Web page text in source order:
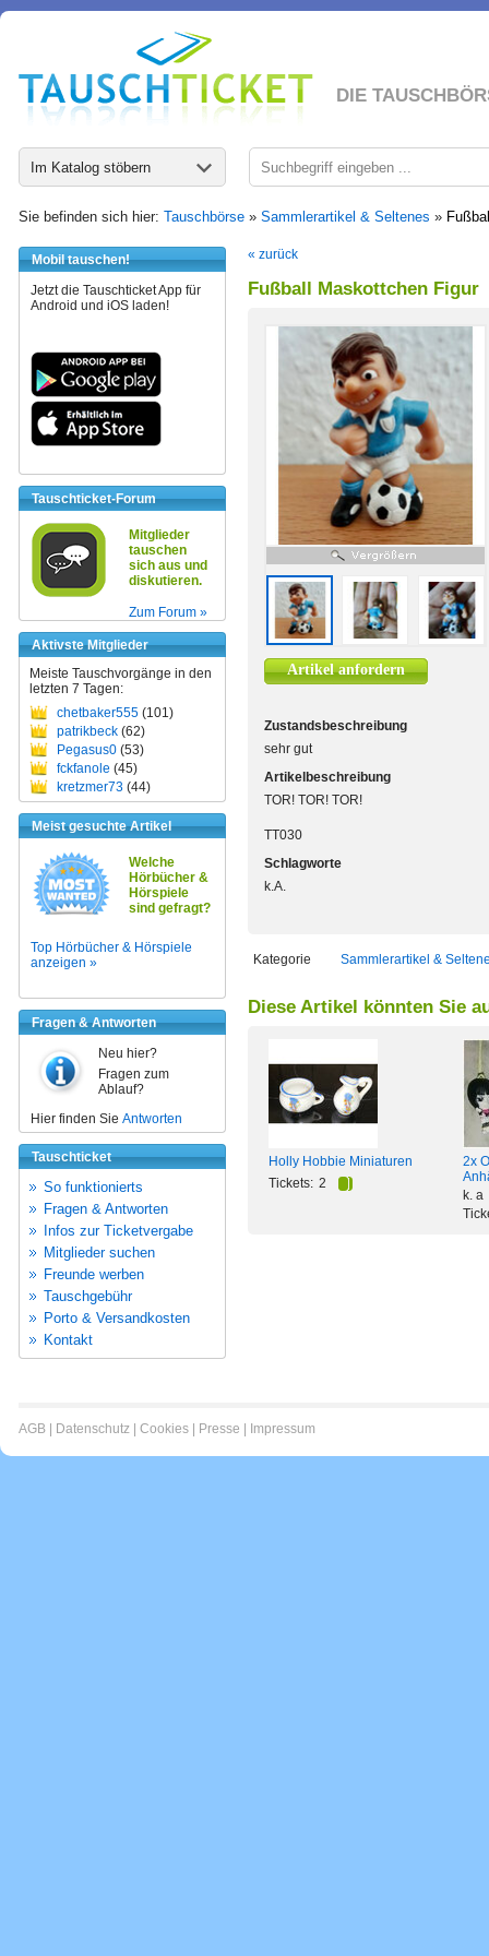
DIE
Im Katalog stöbern
Sie befinden sich hier: Tauschbörse » Sammlerartikel & Seltenes »
Mobil tauschen!
Jetzt die Tauschticket App für
Android und iOS laden!
Tauschticket-Forum
Mitglieder
tauschen
sich aus und
diskutieren.
Zum Forum »
Aktivste Mitglieder
Meiste Tauschvorgänge in den
letzten 7 Tagen:
chetbaker555 (101)
patrikbeck (62)
Pegasus0 (53)
fckfanole (45)
kretzmer73 (44)
Meist gesuchte Artikel
Welche
Hörbücher &
Hörspiele
sind gefragt?
Top Hörbücher & Hörspiele
anzeigen »
Fragen & Antworten
Neu hier?
Fragen zum
Ablauf?
Hier finden Sie Antworten
Tauschticket
So funktionierts
Fragen & Antworten
Infos zur Ticketvergabe
Mitglieder suchen
Freunde werben
Tauschgebühr
Porto & Versandkosten
Kontakt
« zurück
Fußball Maskottchen Figur
Artikel anfordern
Zustandsbeschreibung
sehr gut
Artikelbeschreibung
TOR! TOR! TOR!
TT030
Schlagworte
k.A.
Kategorie Sammlerartikel &
Diese Artikel könnten Sie
Holly Hobbie Miniaturen
Tickets: 2
2x
k. a
AGB Datenschutz Cookies Presse Impressum